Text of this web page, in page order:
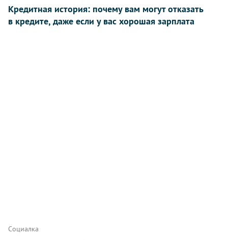
Кредитная история: почему вам могут отказать
в кредите, даже если у вас хорошая зарплата
Социалка